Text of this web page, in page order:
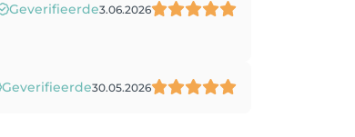
Geverifieerde3.06.2026
Geverifieerde30.05.2026